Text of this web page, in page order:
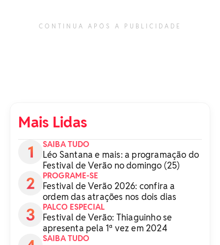
CONTINUA APÓS A PUBLICIDADE
Mais Lidas
SAIBA TUDO
Léo Santana e mais: a programação do
Festival de Verão no domingo (25)
PROGRAME-SE
Festival de Verão 2026: confira a
ordem das atrações nos dois dias
PALCO ESPECIAL
Festival de Verão: Thiaguinho se
apresenta pela 1ª vez em 2024
SAIBA TUDO